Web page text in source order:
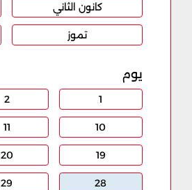
كانون الثاني
تموز
يوم
1
2
10
11
19
20
28
29